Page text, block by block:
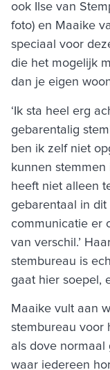
ook Ilse van
foto) en Maaike
speciaal voor
die het mogelijk
dan je eigen
‘Ik sta heel erg
gebarentalig
ben ik zelf niet
kunnen
heeft niet alleen
gebarentaal in
communicatie er
van verschil.’
stembureau is
gaat hier soepel,
Maaike vult aan
stembureau voor
als dove normaal
waar iedereen